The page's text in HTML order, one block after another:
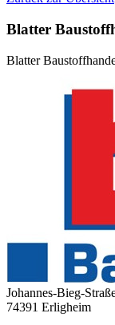
Blatter
Blatter
Johannes-Bieg-
74391 Erligheim